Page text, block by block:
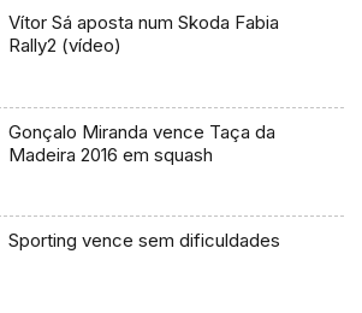
Vítor Sá aposta num Skoda Fabia
Rally2 (vídeo)
Gonçalo Miranda vence Taça da
Madeira 2016 em squash
Sporting vence sem dificuldades